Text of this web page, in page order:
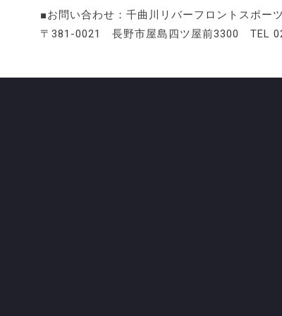
■お問い合わせ：千曲川リバーフロントスポ
〒381-0021 長野市屋島四ツ屋前3300 TEL